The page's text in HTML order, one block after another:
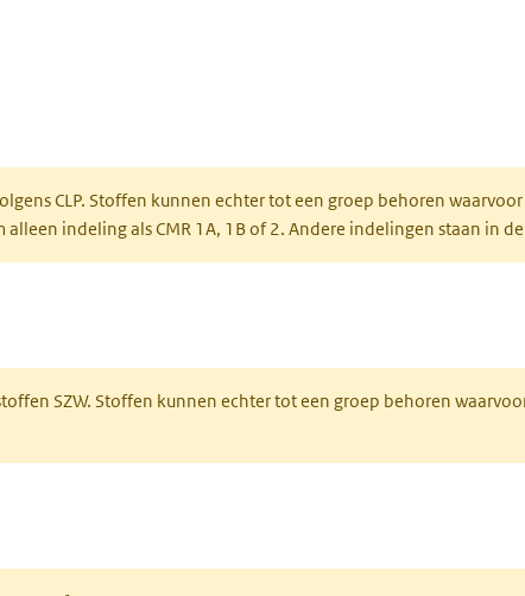
CLP. Stoffen kunnen echter tot een groep behoren
indeling als CMR 1A, 1B of 2. Andere indelingen staan in
SZW. Stoffen kunnen echter tot een groep behoren